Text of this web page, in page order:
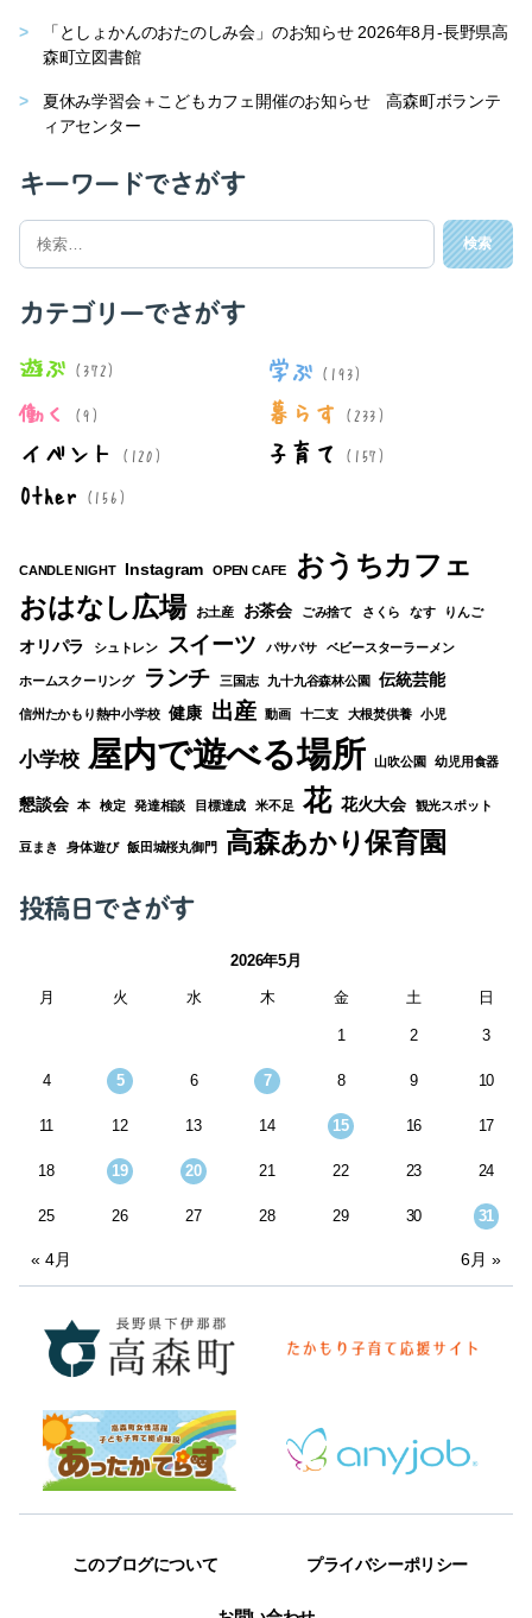
「としょかんのおたのしみ会」のお知らせ 2026年8月-長野県高
森町立図書館
夏休み学習会＋こどもカフェ開催のお知らせ 高森町ボランテ
ィアセンター
キーワードでさがす
検
対
象:
カテゴリーでさがす
遊ぶ (372) 学ぶ (193)
働く (9) 暮らす (233)
イベント (120) 子育て (157)
Other(156)
CANDLE NIGHT Instagram OPEN CAFE おうちカフェ
おはなし広場 お土産 お茶会 ごみ捨て さくら なす りんご
オリパラ シュトレン スイーツ パサパサ ベビースターラーメン
ホームスクーリング ランチ 三国志 九十九谷森林公園 伝統芸能
信州たかもり熱中小学校 健康 出産 動画 十二支 大根焚供養 小児
小学校 屋内で遊べる場所 山吹公園 幼児用食器
懇談会 本 検定 発達相談 目標達成 米不足 花 花火大会 観光スポット
豆まき 身体遊び 飯田城桜丸御門 高森あかり保育園
投稿日でさがす
2026年5月
月 火 水 木 金 土 日
1 2 3
4 5 6 7 8 9 10
11 12 13 14 15 16 17
18 19 20 21 22 23 24
25 26 27 28 29 30 31
« 4月 6月 »
このブログについて プライバシーポリシー